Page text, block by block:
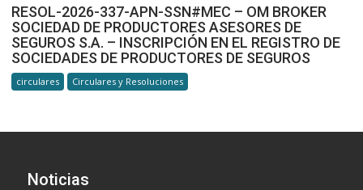
RESOL-2026-337-APN-SSN#MEC – OM BROKER
SOCIEDAD DE PRODUCTORES ASESORES DE
SEGUROS S.A. – INSCRIPCIÓN EN EL REGISTRO DE
SOCIEDADES DE PRODUCTORES DE SEGUROS
circulares Circulares y Resoluciones
Noticias